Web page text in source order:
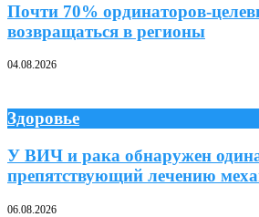
Почти 70% ординаторов-
возвращаться в регионы
04.08.2026
Здоровье
У ВИЧ и рака обнаружен
препятствующий лечению
06.08.2026